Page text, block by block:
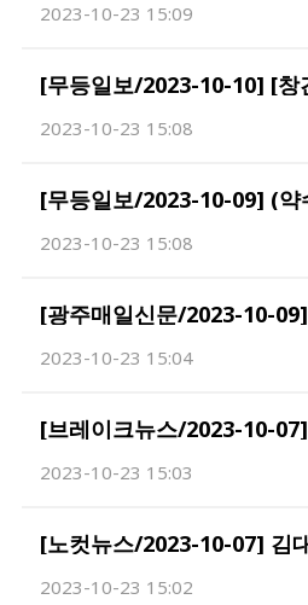
2023-10-23 15:09
2023-10-23 15:08
2023-10-23 15:08
2023-10-23 15:04
2023-10-23 15:03
2023-10-23 15:02